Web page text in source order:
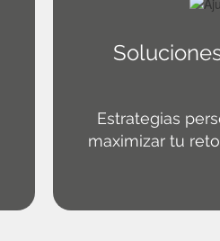
Estrategias
maximizar tu